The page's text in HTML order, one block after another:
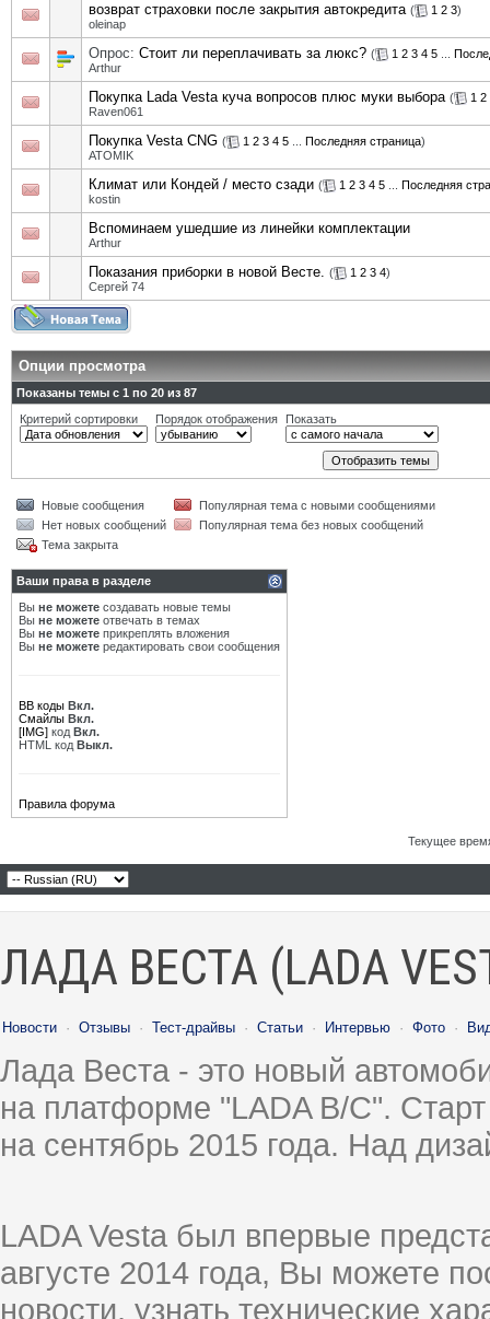
возврат страховки после закрытия автокредита ( 1 2 3)
oleinap
Опрос: Стоит ли переплачивать за люкс? ( 1 2 3 4 5
Arthur
Покупка Lada Vesta куча вопросов плюс муки выбора ( 1 2
Raven061
Покупка Vesta CNG ( 1 2 3 4 5 Последняя страница)
ATOMIK
Климат или Кондей / место сзади ( 1 2 3 4 5
Последняя
kostin
Вспоминаем ушедшие из линейки комплектации
Arthur
Показания приборки в новой Весте. ( 1 2 3 4)
Сергей 74
Опции просмотра
Показаны темы с 1 по 20 из 87
Критерий сортировки
Порядок отображения Показать
Новые сообщения
Популярная тема с новыми сообщениями
Нет новых сообщений
Популярная тема без новых сообщений
Тема закрыта
Ваши права в разделе
Вы не можете создавать новые темы
Вы не можете отвечать в темах
Вы не можете прикреплять вложения
Вы не можете редактировать свои сообщения
BB коды Вкл.
Смайлы Вкл.
[IMG] код Вкл.
HTML код Выкл.
Правила форума
Текущее
ЛАДА ВЕСТА (LADA
Новости · Отзывы · Тест-драйвы · Статьи · Интервью · Фото ·
Лада Веста - это новый
на платформе "LADA B/C".
на сентябрь 2015 года. Над
LADA Vesta был впервые
августе 2014 года, Вы можете
новости, узнать технические